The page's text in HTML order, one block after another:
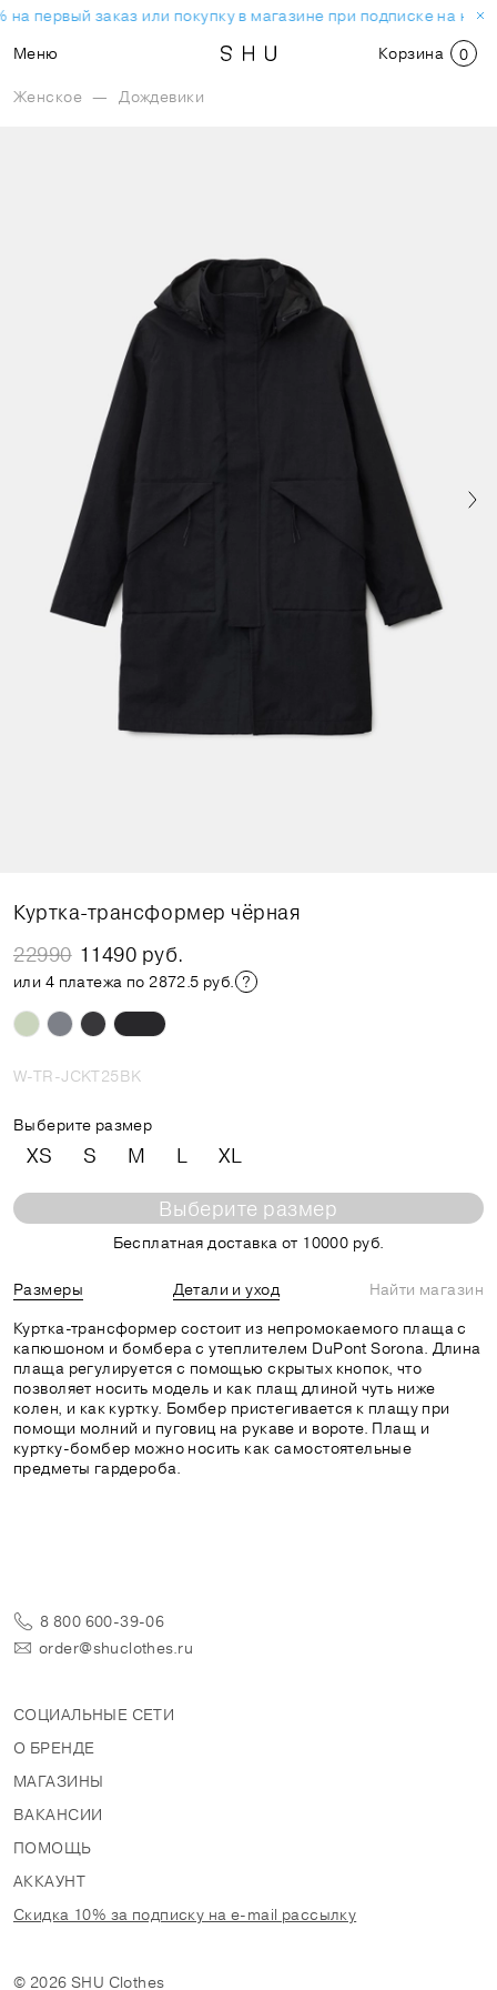
на первый заказ или покупку в магазине при подписке на
Меню
Корзина 0
Женское — Дождевики
Куртка-трансформер чёрная
22990 11490 руб.
или 4 платежа по 2872.5 руб.
W-TR-JCKT25BK
Выберите размер
XS S M L XL
Выберите размер
Бесплатная доставка от 10000 руб.
Размеры Детали и уход
Найти магазин
Куртка-трансформер состоит из непромокаемого плаща с
капюшоном и бомбера с утеплителем DuPont Sorona. Длина
плаща регулируется с помощью скрытых кнопок, что
позволяет носить модель и как плащ длиной чуть ниже
колен, и как куртку. Бомбер пристегивается к плащу при
помощи молний и пуговиц на рукаве и вороте. Плащ и
куртку-бомбер можно носить как самостоятельные
предметы гардероба.
8 800 600-39-06
order@shuclothes.ru
СОЦИАЛЬНЫЕ СЕТИ
О БРЕНДЕ
МАГАЗИНЫ
ВАКАНСИИ
ПОМОЩЬ
АККАУНТ
Скидка 10% за подписку на e-mail рассылку
© 2026 SHU Clothes